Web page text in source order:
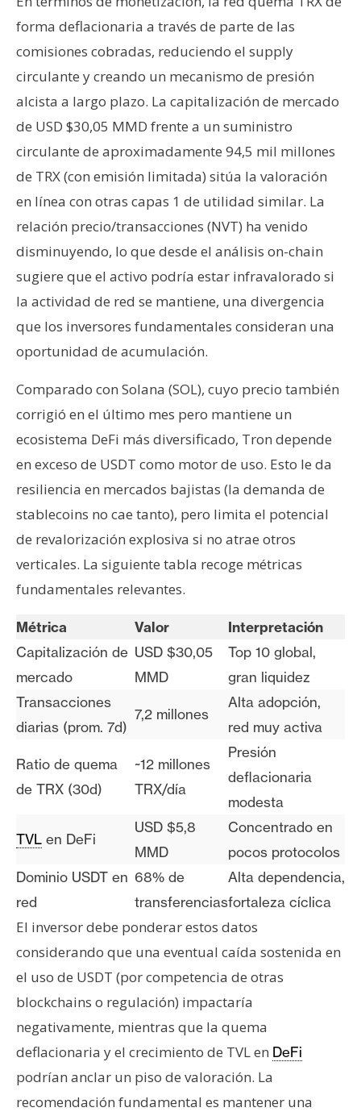
forma deflacionaria a través de parte de las
comisiones cobradas, reduciendo el supply
circulante y creando un mecanismo de presión
alcista a largo plazo. La capitalización de mercado
de USD $30,05 MMD frente a un suministro
circulante de aproximadamente 94,5 mil millones
de TRX (con emisión limitada) sitúa la valoración
en línea con otras capas 1 de utilidad similar. La
relación precio/transacciones (NVT) ha venido
disminuyendo, lo que desde el análisis on-chain
sugiere que el activo podría estar infravalorado si
la actividad de red se mantiene, una divergencia
que los inversores fundamentales consideran una
oportunidad de acumulación.
Comparado con Solana (SOL), cuyo precio también
corrigió en el último mes pero mantiene un
ecosistema DeFi más diversificado, Tron depende
en exceso de USDT como motor de uso. Esto le da
resiliencia en mercados bajistas (la demanda de
stablecoins no cae tanto), pero limita el potencial
de revalorización explosiva si no atrae otros
verticales. La siguiente tabla recoge métricas
fundamentales relevantes.
Métrica Valor
Interpretación
Capitalización de
mercado
USD $30,05
MMD
Top 10 global,
gran liquidez
Transacciones
diarias (prom. 7d)
7,2 millones
Alta adopción,
red muy activa
Ratio de quema
de TRX (30d)
~12 millones
TRX/día
Presión
deflacionaria
modesta
TVL en DeFi
USD $5,8
MMD
Concentrado en
pocos protocolos
Dominio USDT en
red
68% de
transferencias
Alta dependencia,
fortaleza cíclica
El inversor debe ponderar estos datos
considerando que una eventual caída sostenida en
el uso de USDT (por competencia de otras
blockchains o regulación) impactaría
negativamente, mientras que la quema
deflacionaria y el crecimiento de TVL en DeFi
podrían anclar un piso de valoración. La
recomendación fundamental es mantener una